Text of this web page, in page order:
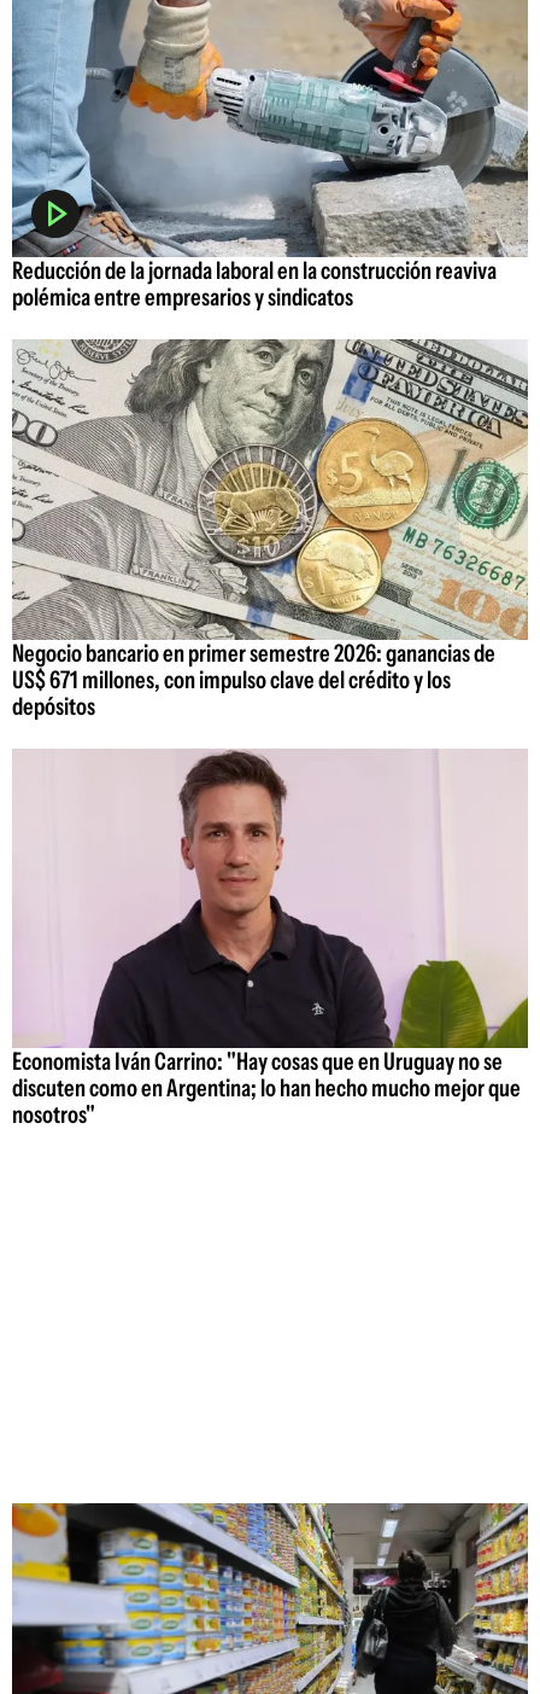
Reducción de la jornada laboral en la construcción reaviva
polémica entre empresarios y sindicatos
Negocio bancario en primer semestre 2026: ganancias de
US$ 671 millones, con impulso clave del crédito y los
depósitos
Economista Iván Carrino: "Hay cosas que en Uruguay no se
discuten como en Argentina; lo han hecho mucho mejor que
nosotros"